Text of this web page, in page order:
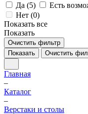
Да (5) Есть
Нет (0)
Показать все
Показать
Очистить фильтр
Показать
Очистить
Главная
–
Каталог
–
Верстаки и столы